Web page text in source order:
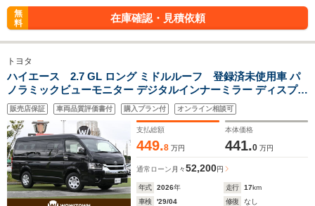
無
料
在庫確認・見積依頼
トヨタ
ハイエース 2.7 GL ロング ミドルルーフ 登録済未使用車 パ
ノラミックビューモニター デジタルインナーミラー ディスプレ
イオーディオ ToyotaSafetySense パワースライドドア
Bluetooth AppleCarPlay AndroidAuto 地デジTV LEDヘッドラ
イト LEDフォグライト
販売店保証 車両品質評価書付 購入プラン付 オンライン相談可
支払総額
449.8 万円
本体価格
441.0 万円
通常ローン 月々52,200円
年式 2026年 走行 17km
車検
'29/04 修復
なし